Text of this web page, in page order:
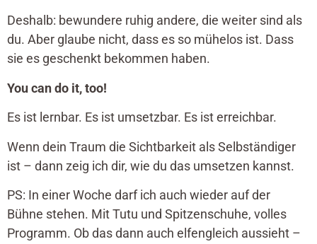
Deshalb: bewundere ruhig andere, die weiter sind als
du. Aber glaube nicht, dass es so mühelos ist. Dass
sie es geschenkt bekommen haben.
You can do it, too!
Es ist lernbar. Es ist umsetzbar. Es ist erreichbar.
Wenn dein Traum die Sichtbarkeit als Selbständiger
ist – dann zeig ich dir, wie du das umsetzen kannst.
PS: In einer Woche darf ich auch wieder auf der
Bühne stehen. Mit Tutu und Spitzenschuhe, volles
Programm. Ob das dann auch elfengleich aussieht –